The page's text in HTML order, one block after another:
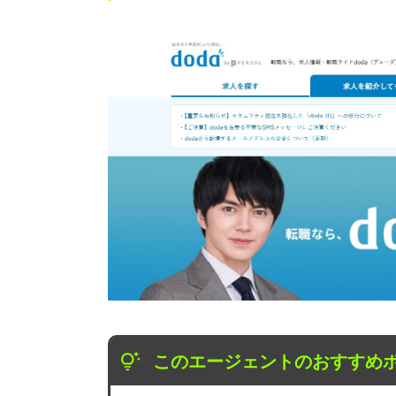
このエージェントのおすすめ